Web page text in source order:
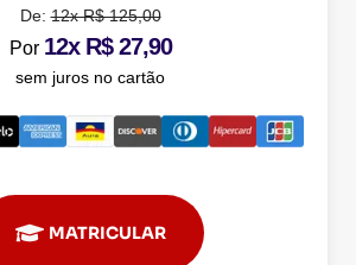
De:12x R$ 125,00
Por 12x R$ 27,90
sem juros no cartão
MATRICULAR